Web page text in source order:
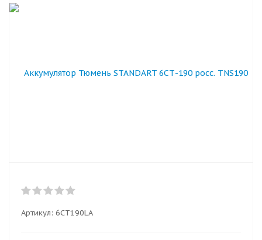
Артикул: 6СТ190LA